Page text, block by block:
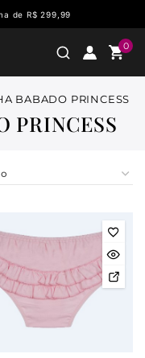
de R$ 299,99
0
BABADO PRINCESS
PRINCESS